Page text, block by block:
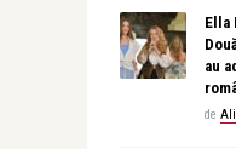
Ella
au
de